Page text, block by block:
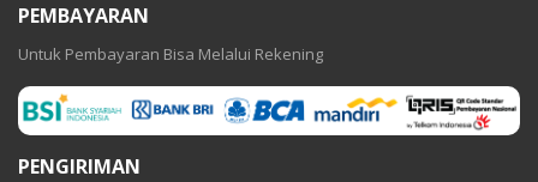
PEMBAYARAN
Untuk Pembayaran Bisa Melalui Rekening
PENGIRIMAN